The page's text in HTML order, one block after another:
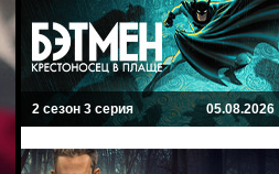
2 сезон 3 серия 05.08.2026